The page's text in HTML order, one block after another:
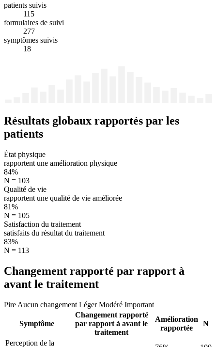
patients suivis
115
formulaires de suivi
277
symptômes suivis
18
Résultats globaux rapportés par les
patients
État physique
rapportent une amélioration physique
84%
N = 103
Qualité de vie
rapportent une qualité de vie améliorée
81%
N = 105
Satisfaction du traitement
satisfaits du résultat du traitement
83%
N = 113
Changement rapporté par rapport à
avant le traitement
Pire Aucun changement Léger Modéré Important
Symptôme
Changement rapporté
par rapport à avant le
traitement
Amélioration
rapportée
N
Perception de la